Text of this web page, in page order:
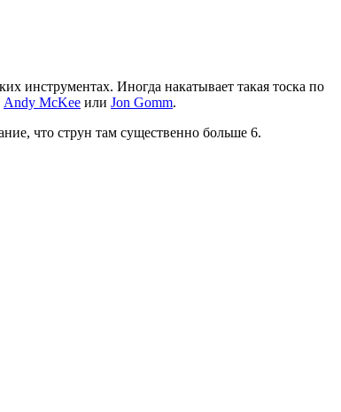
инструментах. Иногда накатывает такая тоска по
Andy McKee или Jon Gomm.
что струн там существенно больше 6.